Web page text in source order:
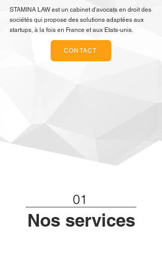
STAMINA LAW est un cabinet d'avocats en droit des
sociétés qui propose des solutions adaptées aux
startups, à la fois en France et aux Etats-unis.
CONTACT
01
Nos services